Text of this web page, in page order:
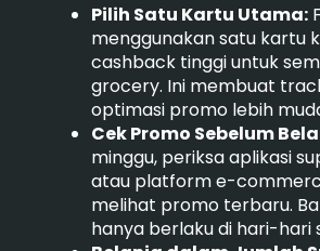
Pilih Satu Kartu Utama:
menggunakan satu kartu
cashback tinggi untuk
grocery. Ini membuat
optimasi promo lebih
Cek Promo Sebelum
minggu, periksa aplikasi
atau platform e-
melihat promo terbaru.
hanya berlaku di hari-hari